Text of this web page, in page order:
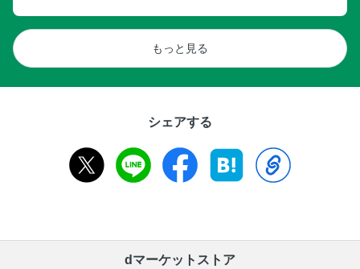
もっと見る
シェアする
dマーケットストア